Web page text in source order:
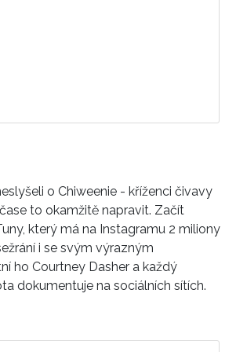
o Chiweenie - kříženci čivavy
to okamžitě napravit. Začít
který má na Instagramu 2 miliony
i se svým výrazným
ho Courtney Dasher a každý
dokumentuje na sociálních sítích.